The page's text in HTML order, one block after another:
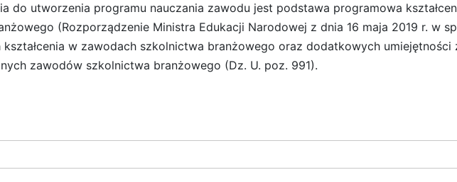
do utworzenia programu nauczania zawodu jest podstawa programowa
(Rozporządzenie Ministra Edukacji Narodowej z dnia 16 maja 2019 r. w
w zawodach szkolnictwa branżowego oraz dodatkowych
zawodów szkolnictwa branżowego (Dz. U. poz. 991).